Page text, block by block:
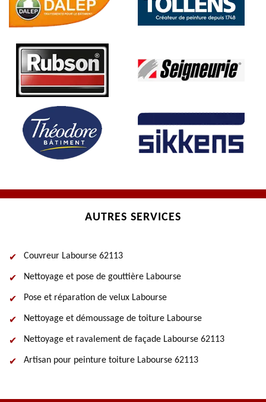
AUTRES SERVICES
Couvreur Labourse 62113
Nettoyage et pose de gouttière Labourse
Pose et réparation de velux Labourse
Nettoyage et démoussage de toiture Labourse
Nettoyage et ravalement de façade Labourse 62113
Artisan pour peinture toiture Labourse 62113